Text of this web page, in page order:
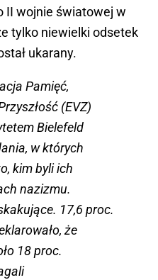
II wojnie światowej w
tylko niewielki odsetek
ukarany.
Pamięć,
(EVZ)
Bielefeld
w których
kim byli ich
nazizmu.
17,6 proc.
że
18 proc.